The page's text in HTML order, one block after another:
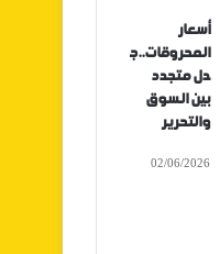
أسعار
المحروقات..ج
دل متجدد
بين السوق
والتحرير
02/06/2026